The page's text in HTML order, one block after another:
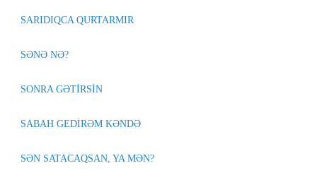
SARIDIQCA QURTARMIR
SƏNƏ NƏ?
SONRA GƏTİRSİN
SABAH GEDİRƏM KƏNDƏ
SƏN SATACAQSAN, YA MƏN?